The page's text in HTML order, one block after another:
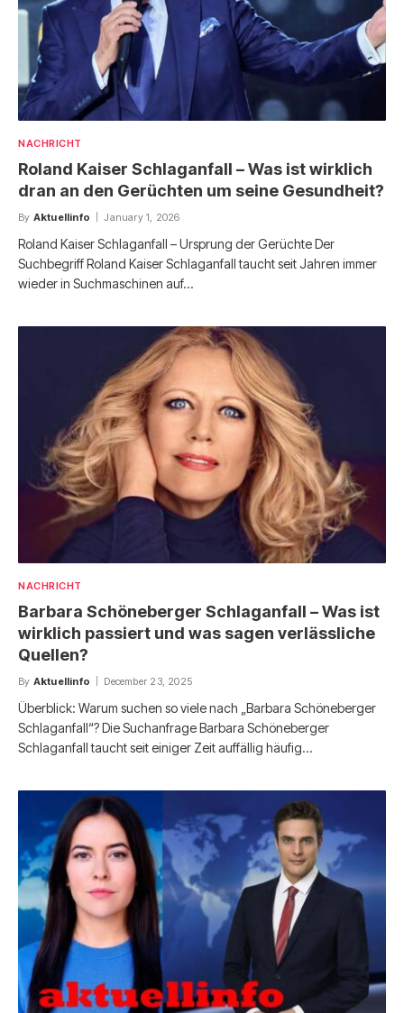
NACHRICHT
Roland Kaiser Schlaganfall – Was ist wirklich
dran an den Gerüchten um seine Gesundheit?
By Aktuellinfo January 1, 2026
Roland Kaiser Schlaganfall – Ursprung der Gerüchte Der
Suchbegriff Roland Kaiser Schlaganfall taucht seit Jahren immer
wieder in Suchmaschinen auf…
NACHRICHT
Barbara Schöneberger Schlaganfall – Was ist
wirklich passiert und was sagen verlässliche
Quellen?
By Aktuellinfo December 23, 2025
Überblick: Warum suchen so viele nach „Barbara Schöneberger
Schlaganfall“? Die Suchanfrage Barbara Schöneberger
Schlaganfall taucht seit einiger Zeit auffällig häufig…